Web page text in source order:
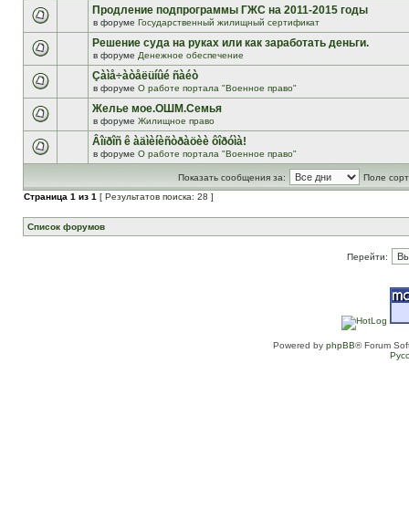
Продление подпрограммы ГЖС на 2011-2015 годы
в форуме Государственный жилищный сертификат
Решение суда на руках или как заработать деньги.
в форуме Денежное обеспечение
Çàìå÷àòåëüíûé ñàéò
в форуме О работе портала "Военное право"
Желье мое.ОШМ.Семья
в форуме Жилищное право
Âîïðîñ ê àäìèíèñòðàöèè ôîðóìà!
в форуме О работе портала "Военное право"
Показать сообщения за:
Поле
Страница 1 из 1 [ Результатов поиска: 28 ]
Список форумов
Перейти:
Powered by phpBB® Forum